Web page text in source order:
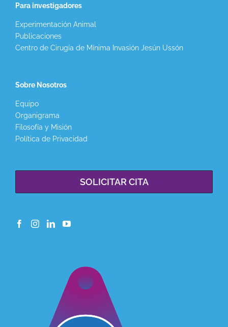
Para investigadores
Experimentación Animal
Publicaciones
Centro de Cirugía de Mínima Invasión Jesún Ussón
Sobre Nosotros
Equipo
Organigrama
Filosofía y Misión
Política de Privacidad
SOLICITAR CITA